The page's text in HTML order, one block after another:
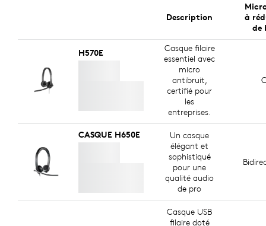
Description
à
de
H570E
Casque filaire
essentiel avec
micro
antibruit,
certifié pour
les
entreprises.
CASQUE H650E
Un casque
élégant et
sophistiqué
pour une
qualité audio
de pro
Casque USB
filaire doté